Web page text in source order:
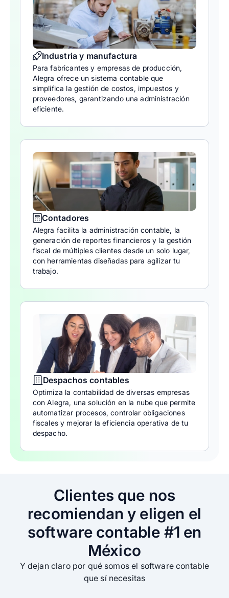
Industria y manufactura
Para fabricantes y empresas de producción,
Alegra ofrece un sistema contable que
simplifica la gestión de costos, impuestos y
proveedores, garantizando una administración
eficiente.
Contadores
Alegra facilita la administración contable, la
generación de reportes financieros y la gestión
fiscal de múltiples clientes desde un solo lugar,
con herramientas diseñadas para agilizar tu
trabajo.
Despachos contables
Optimiza la contabilidad de diversas empresas
con Alegra, una solución en la nube que permite
automatizar procesos, controlar obligaciones
fiscales y mejorar la eficiencia operativa de tu
despacho.
Clientes que nos
recomiendan y eligen el
software contable #1 en
México
Y dejan claro por qué somos el software contable
que sí necesitas